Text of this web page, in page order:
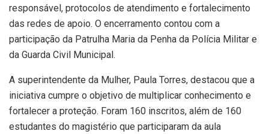
responsável, protocolos de atendimento e fortalecimento
das redes de apoio. O encerramento contou com a
participação da Patrulha Maria da Penha da Polícia Militar e
da Guarda Civil Municipal.
A superintendente da Mulher, Paula Torres, destacou que a
iniciativa cumpre o objetivo de multiplicar conhecimento e
fortalecer a proteção. Foram 160 inscritos, além de 160
estudantes do magistério que participaram da aula